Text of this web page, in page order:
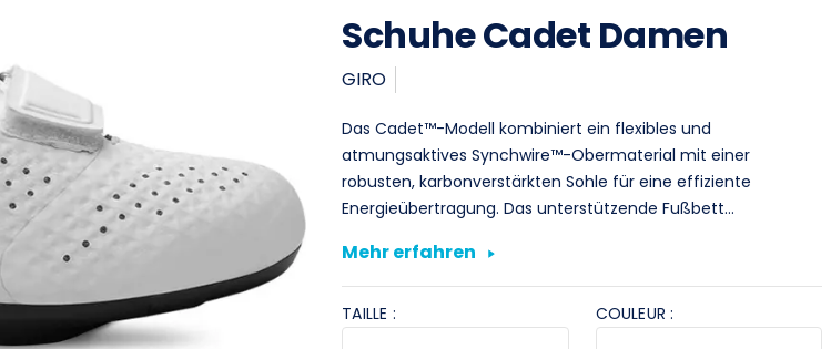
Lausanne
Montagny Près Yverdon
Neuchâtel
Vevey
Schuhe Cadet Damen
GIRO
Das Cadet™-Modell kombiniert ein flexibles und
atmungsaktives Synchwire™-Obermaterial mit einer
robusten, karbonverstärkten Sohle für eine effiziente
Energieübertragung. Das unterstützende Fußbett…
Mehr erfahren
TAILLE : COULEUR :